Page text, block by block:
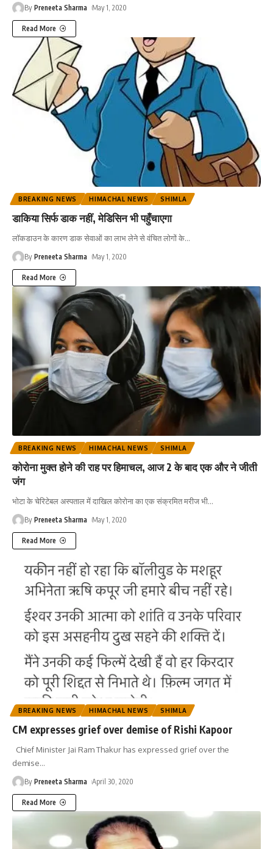
By Preneeta Sharma May 1, 2020
Read More
BREAKING NEWS HIMACHAL NEWS SHIMLA
डाकिया सिर्फ डाक नहीं, मेडिसिन भी पहुँचाएगा
लॉकडाउन के कारण डाक सेवाओं का लाभ लेने से वंचित लोगों के…
By Preneeta Sharma May 1, 2020
Read More
BREAKING NEWS HIMACHAL NEWS SHIMLA
कोरोना मुक्त होने की राह पर हिमाचल, आज 2 के बाद एक और ने जीती
जंग
भोटा के चेरिटेबल अस्पताल में दाखिल कोरोना का एक संक्रमित मरीज भी…
By Preneeta Sharma May 1, 2020
Read More
BREAKING NEWS HIMACHAL NEWS SHIMLA
CM expresses grief over demise of Rishi Kapoor
Chief Minister Jai Ram Thakur has expressed grief over the
demise…
By Preneeta Sharma April 30, 2020
Read More